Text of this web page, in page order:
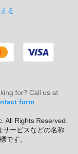
る
for? Call us at
form.
All Rights Reserved.
サービスなどの名称
です。